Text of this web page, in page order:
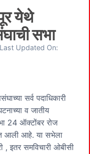
येथे
सभा
Last Updated On:
सर्व पदाधिकारी
व जातीय
24 ऑक्टोंबर रोज
आली आहे. या सभेला
, इतर समविचारी ओबीसी